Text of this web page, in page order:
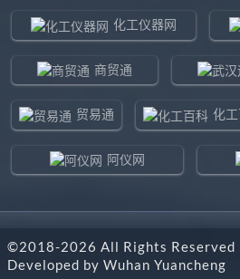
化工仪器网
商贸通
贸易通 化
阿仪网
东北制造网
©2018-2026 All Rights Reserved
Developed by Wuhan Yuancheng